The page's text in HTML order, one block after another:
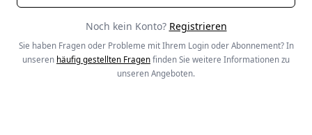
Noch kein Konto? Registrieren
Sie haben Fragen oder Probleme mit Ihrem Login oder Abonnement? In
unseren häufig gestellten Fragen finden Sie weitere Informationen zu
unseren Angeboten.